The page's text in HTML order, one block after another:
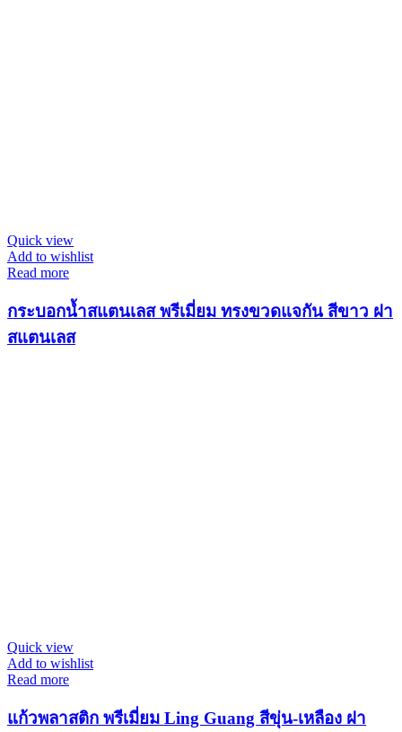
Quick view
Add to wishlist
Read more
กระบอกน้ำสแตนเลส พรีเมี่ยม ทรงขวดแจกัน สีขาว ฝา
สแตนเลส
Quick view
Add to wishlist
Read more
แก้วพลาสติก พรีเมี่ยม Ling Guang สีขุ่น-เหลือง ฝา